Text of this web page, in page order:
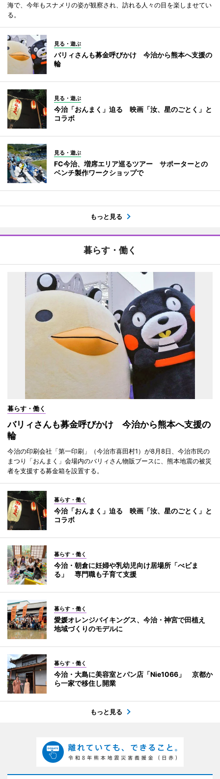
海で、今年もスナメリの姿が観察され、訪れる人々の目を楽しませてい
る。
見る・遊ぶ
バリィさんも募金呼びかけ 今治から熊本へ支援の
輪
見る・遊ぶ
今治「おんまく」迫る 映画「汝、星のごとく」と
コラボ
見る・遊ぶ
FC今治、増席エリア巡るツアー サポーターとの
ベンチ製作ワークショップで
もっと見る
暮らす・働く
暮らす・働く
バリィさんも募金呼びかけ 今治から熊本へ支援の
輪
今治の印刷会社「第一印刷」（今治市喜田村1）が8月8日、今治市民の
まつり「おんまく」会場内のバリィさん物販ブースに、熊本地震の被災
者を支援する募金箱を設置する。
暮らす・働く
今治「おんまく」迫る 映画「汝、星のごとく」と
コラボ
暮らす・働く
今治・朝倉に妊婦や乳幼児向け居場所「べビま
る」 専門職も子育て支援
暮らす・働く
愛媛オレンジバイキングス、今治・神宮で田植え
地域づくりのモデルに
暮らす・働く
今治・大島に美容室とパン店「Nie1066」 京都か
ら一家で移住し開業
もっと見る